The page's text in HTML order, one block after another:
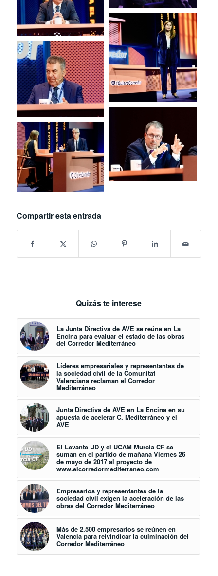
Compartir esta entrada
Quizás te interese
La Junta Directiva de AVE se reúne en La
Encina para evaluar el estado de las obras
del Corredor Mediterráneo
Líderes empresariales y representantes de
la sociedad civil de la Comunitat
Valenciana reclaman el Corredor
Mediterráneo
Junta Directiva de AVE en La Encina en su
apuesta de acelerar C. Mediterráneo y el
AVE
El Levante UD y el UCAM Murcia CF se
suman en el partido de mañana Viernes 26
de mayo de 2017 al proyecto de
www.elcorredormediterraneo.com
Empresarios y representantes de la
sociedad civil exigen la aceleración de las
obras del Corredor Mediterráneo
Más de 2.500 empresarios se reúnen en
Valencia para reivindicar la culminación del
Corredor Mediterráneo